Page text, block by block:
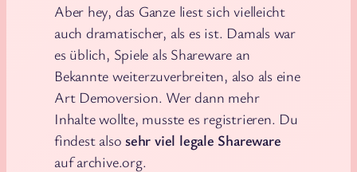
Aber hey, das Ganze liest sich vielleicht
auch dramatischer, als es ist. Damals war
es üblich, Spiele als Shareware an
Bekannte weiterzuverbreiten, also als eine
Art Demoversion. Wer dann mehr
Inhalte wollte, musste es registrieren. Du
findest alsosehr viel legale Shareware
auf archive.org.